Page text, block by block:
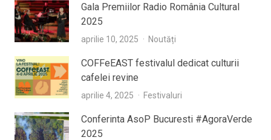
Gala Premiilor Radio România Cultural
2025
aprilie 10, 2025 Noutăți
COFFeEAST festivalul dedicat culturii
cafelei revine
aprilie 4, 2025 Festivaluri
Conferinta AsoP Bucuresti #AgoraVerde
2025